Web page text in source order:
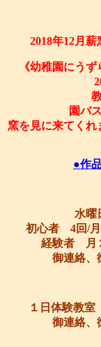
2018年12月
《幼稚園にう
教
園バス
窯を見に
●作
水曜
初心者 4回/月
経験者 月
御連絡、
１日体験教
御連絡、